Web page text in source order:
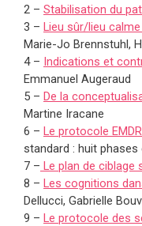
2 – Stabilisation du
3 – Lieu sûr/lieu
Marie-Jo Brennstuhl,
4 – Indications et
Emmanuel Augeraud
5 – De la
Martine Iracane
6 – Le protocole
standard : huit
7 – Le plan de ciblage
8 – Les cognitions
Dellucci, Gabrielle
9 – Le protocole des